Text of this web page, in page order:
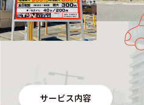
サービス内容